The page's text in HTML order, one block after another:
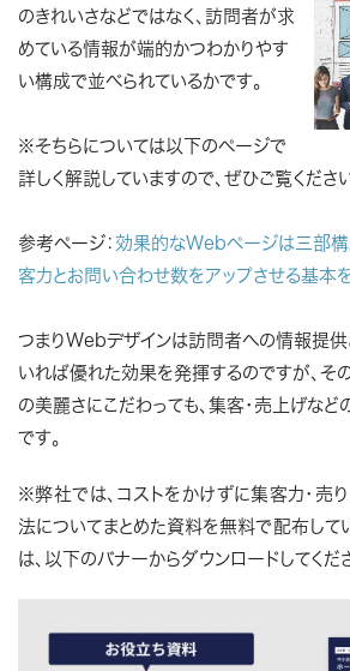
のきれいさなどではなく、訪問者が求
めている情報が端的かつわかりやす
い構成で並べられているかです。
※そちらについては以下のページで
詳しく解説していますので、ぜひご覧ください
参考ページ： 効果的なWebページは三部
客力とお問い合わせ数をアップさせる基本
つまりWebデザインは訪問者への情報提
いれば優れた効果を発揮するのですが、そ
の美麗さにこだわっても、集客・売上げな
です。
※弊社では、コストをかけずに集客力・売
法についてまとめた資料を無料で配布して
は、以下のバナーからダウンロードしてくだ